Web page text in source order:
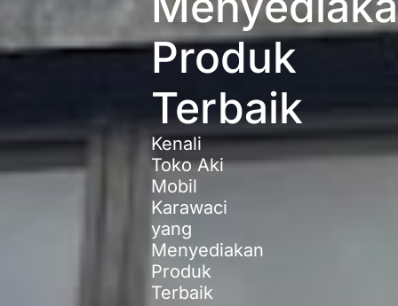
Produk
Terbaik
Kenali
Toko Aki
Mobil
Karawaci
yang
Menyediakan
Produk
Terbaik